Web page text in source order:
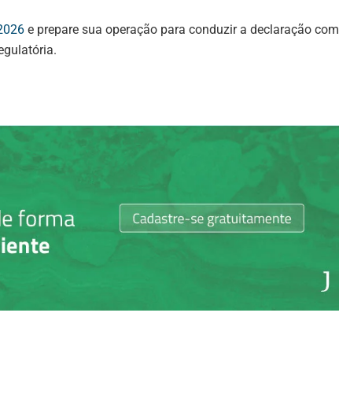
e prepare sua operação para conduzir a declaração com